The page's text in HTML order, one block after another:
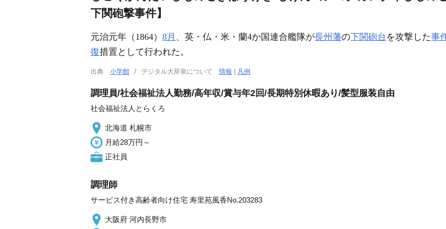
下関砲撃事件】
元治元年（1864） 8月 、英・仏・米・蘭4か国連合艦隊が長州藩の下関砲台 を攻撃した事
復措置として行われた。
出典 小学館 デジタル大辞泉について情報 凡例
調理員/社会福祉法人勤務/高年収/賞与年2回/長期特別休暇あり/髪型服装自由
社会福祉法人とらくろ
北海道 札幌市
月給28万円～
正社員
調理師
サービス付き高齢者向け住宅 寿里苑風香No.203283
大阪府 河内長野市